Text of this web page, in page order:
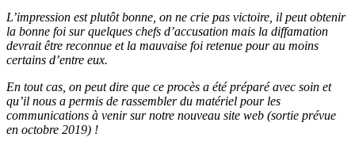
L’impression est plutôt bonne, on ne crie pas victoire, il peut obtenir
la bonne foi sur quelques chefs d’accusation mais la diffamation
devrait être reconnue et la mauvaise foi retenue pour au moins
certains d’entre eux.
En tout cas, on peut dire que ce procès a été préparé avec soin et
qu’il nous a permis de rassembler du matériel pour les
communications à venir sur notre nouveau site web (sortie prévue
en octobre 2019) !